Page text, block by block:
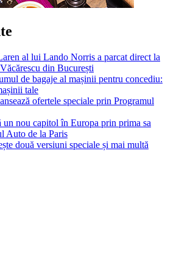
al lui Lando Norris a parcat direct la
din București
de bagaje al mașinii pentru concediu:
tale
ofertele speciale prin Programul
un nou capitol în Europa prin prima sa
Auto de la Paris
două versiuni speciale și mai multă